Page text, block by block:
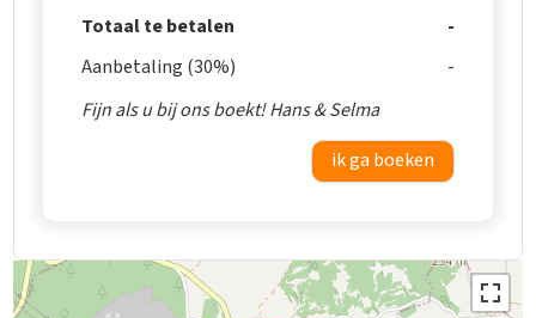
Totaal te betalen
Aanbetaling (30%)
Fijn als u bij ons boekt! Hans & Selma
ik ga boeken